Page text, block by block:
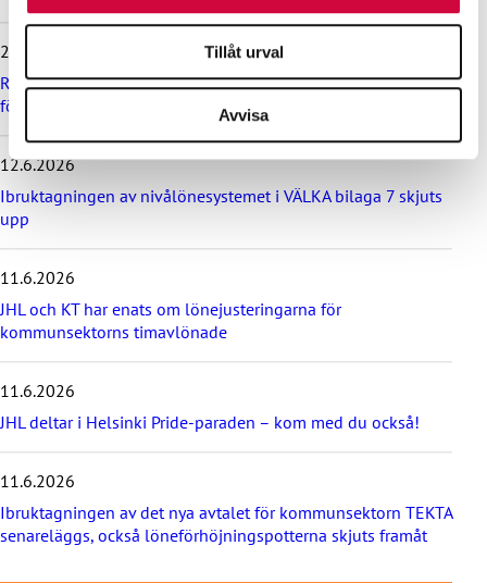
Tillåt urval
Avvisa
r
d
e
n
a
s
n
y
h
e
t
e
n
a
24.6.2026
Rekommendation till kommuner, välfärdsområden och KT:s
företag om lönebetalning och beredskap under drönarhot
12.6.2026
Ibruktagningen av nivålönesystemet i VÄLKA bilaga 7 skjuts
upp
11.6.2026
JHL och KT har enats om lönejusteringarna för
kommunsektorns timavlönade
11.6.2026
JHL deltar i Helsinki Pride-paraden – kom med du också!
11.6.2026
Ibruktagningen av det nya avtalet för kommunsektorn TEKTA
senareläggs, också löneförhöjningspotterna skjuts framåt